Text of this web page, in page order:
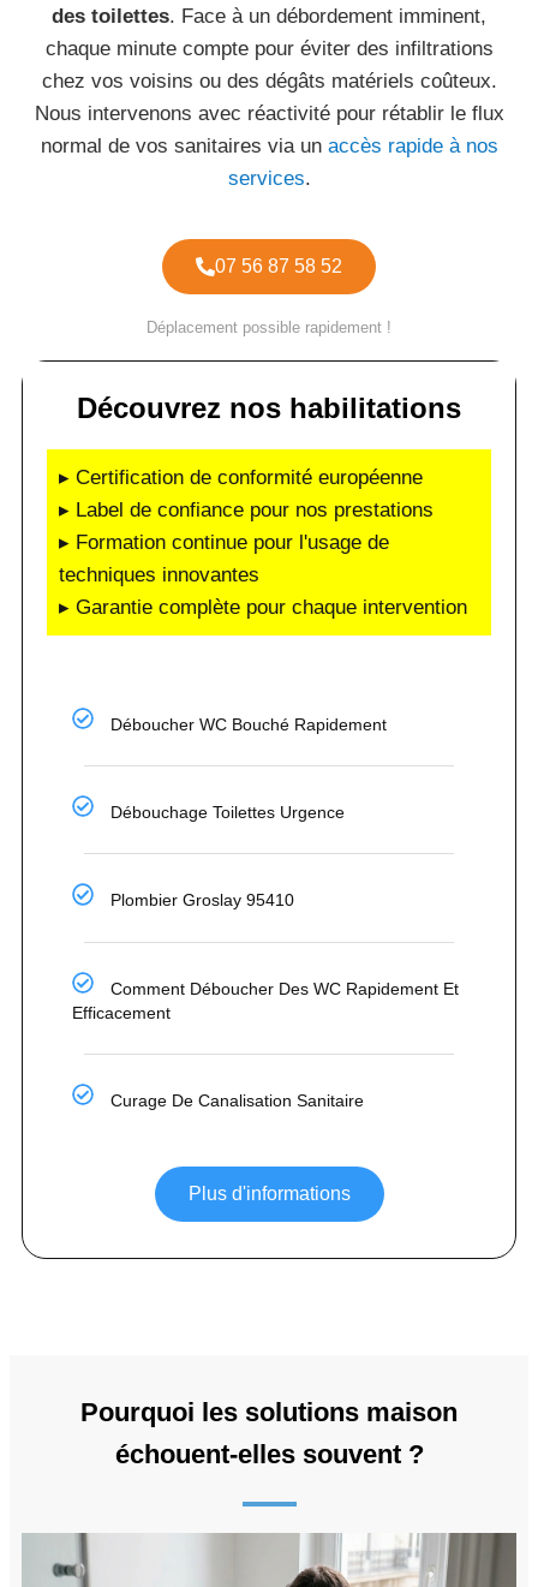
des toilettes. Face à un débordement imminent,
chaque minute compte pour éviter des infiltrations
chez vos voisins ou des dégâts matériels coûteux.
Nous intervenons avec réactivité pour rétablir le flux
normal de vos sanitaires via un accès rapide à nos
services.
07 56 87 58 52
Déplacement possible rapidement !
Découvrez nos habilitations
▸ Certification de conformité européenne
▸ Label de confiance pour nos prestations
▸ Formation continue pour l'usage de
techniques innovantes
▸ Garantie complète pour chaque intervention
Déboucher WC Bouché Rapidement
Débouchage Toilettes Urgence
Plombier Groslay 95410
Comment Déboucher Des WC Rapidement Et
Efficacement
Curage De Canalisation Sanitaire
Plus d'informations
Pourquoi les solutions maison
échouent-elles souvent ?